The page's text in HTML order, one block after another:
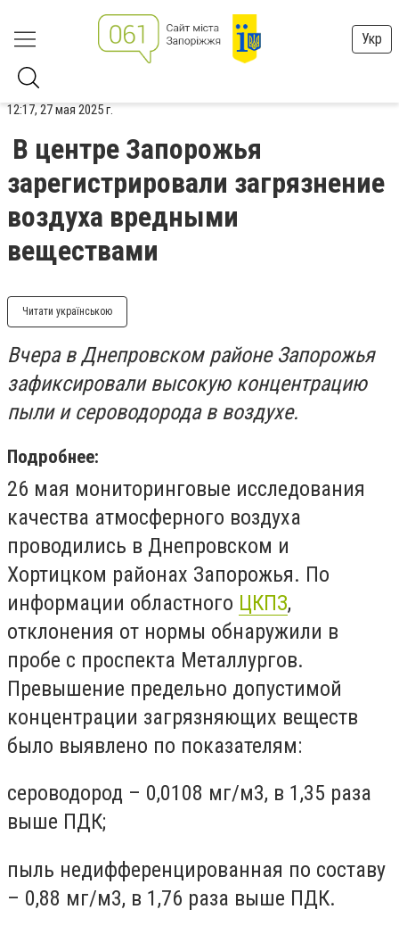
Укр
12:17, 27 мая 2025 г.
В центре Запорожья
зарегистрировали загрязнение
воздуха вредными
веществами
Читати українською
Вчера в Днепровском районе Запорожья
зафиксировали высокую концентрацию
пыли и сероводорода в воздухе.
Подробнее:
26 мая мониторинговые исследования
качества атмосферного воздуха
проводились в Днепровском и
Хортицком районах Запорожья. По
информации областного ЦКПЗ,
отклонения от нормы обнаружили в
пробе с проспекта Металлургов.
Превышение предельно допустимой
концентрации загрязняющих веществ
было выявлено по показателям:
сероводород – 0,0108 мг/м3, в 1,35 раза
выше ПДК;
пыль недифференцированная по составу
– 0,88 мг/м3, в 1,76 раза выше ПДК.